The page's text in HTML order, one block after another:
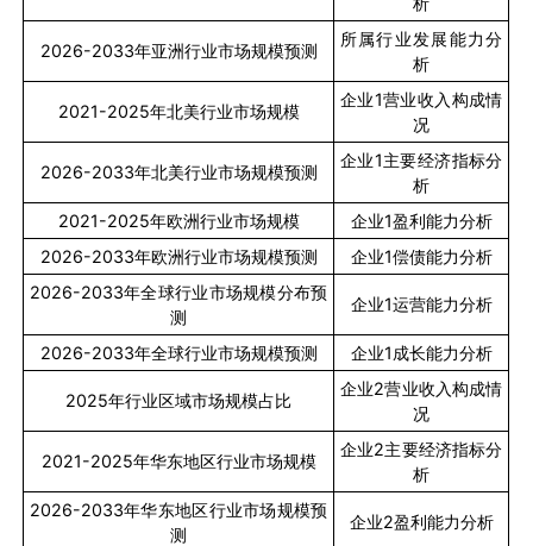
2026-2033年亚洲行业市场规模预测
所属行业发展能力分
析
2021-2025年北美行业市场规模
企业1营业收入构成情
况
2026-2033年北美行业市场规模预测
企业1主要经济指标分
析
2021-2025年欧洲行业市场规模 企业1盈利能力分析
2026-2033年欧洲行业市场规模预测 企业1偿债能力分析
2026-2033年全球行业市场规模分布预
测
企业1运营能力分析
2026-2033年全球行业市场规模预测 企业1成长能力分析
2025年行业区域市场规模占比
企业2营业收入构成情
况
2021-2025年华东地区行业市场规模
企业2主要经济指标分
析
2026-2033年华东地区行业市场规模预
测
企业2盈利能力分析